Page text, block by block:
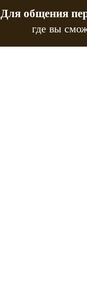
Для общения
где вы